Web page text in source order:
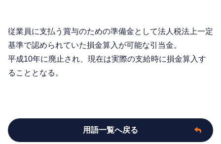
従業員に支払う賞与のための準備金として法人税法上一定
基準で認められていた損金算入が可能な引当金。
平成10年に廃止され、現在は実際の支給時に損金算入す
ることとなる。
用語一覧へ戻る